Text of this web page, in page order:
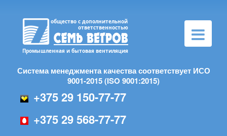
Система менеджмента качества соответствует ИСО
9001-2015 (ISO 9001:2015)
+375 29 150-77-77
+375 29 568-77-77